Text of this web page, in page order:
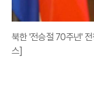
북한 '전승절 70주년'
스]